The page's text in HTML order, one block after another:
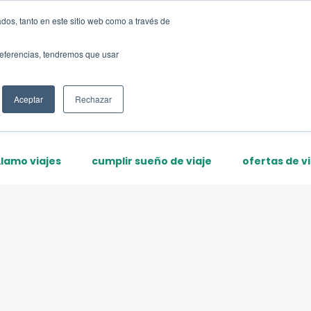
tanto en este sitio web como a través de
tendremos que usar
Aceptar Rechazar
viajes cumplir sueño de viaje ofertas de